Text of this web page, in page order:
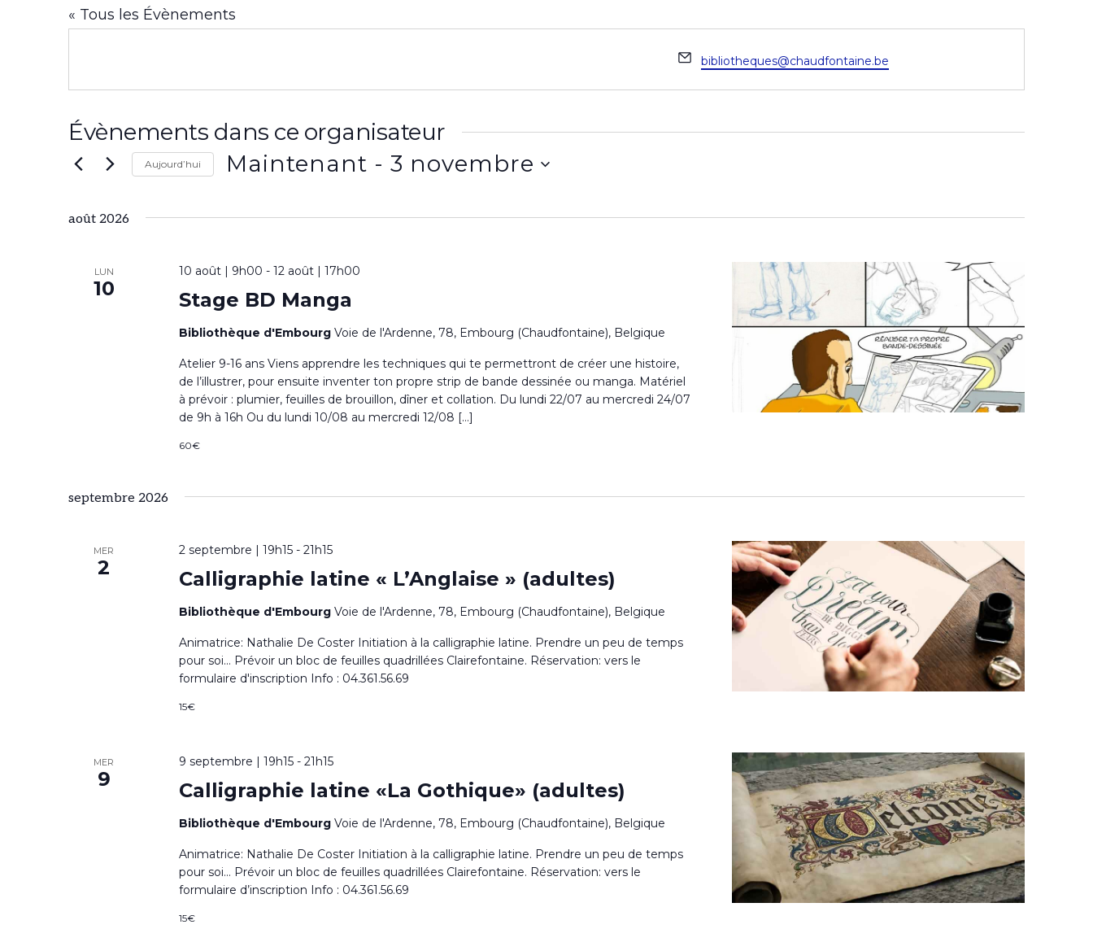
« Tous les Évènements
E
m
a
l
bibliotheques@chaudfontaine.be
Évènements dans ce organisateur
Aujourd’hui Maintenant - 3 novembre
é
e
c
t
o
n
n
d
a
t
e
août 2026
LUN
10 Stage BD Manga
10 août | 9h00 - 12 août | 17h00
Bibliothèque d'Embourg Voie de l'Ardenne, 78, Embourg (Chaudfontaine), Belgique
Atelier 9-16 ans Viens apprendre les techniques qui te permettront de créer une histoire,
de l’illustrer, pour ensuite inventer ton propre strip de bande dessinée ou manga. Matériel
à prévoir : plumier, feuilles de brouillon, dîner et collation. Du lundi 22/07 au mercredi 24/07
de 9h à 16h Ou du lundi 10/08 au mercredi 12/08 […]
60€
septembre 2026
MER
2 Calligraphie latine « L’Anglaise » (adultes)
2 septembre | 19h15- 21h15
Bibliothèque d'Embourg Voie de l'Ardenne, 78, Embourg (Chaudfontaine), Belgique
Animatrice: Nathalie De Coster Initiation à la calligraphie latine. Prendre un peu de temps
pour soi… Prévoir un bloc de feuilles quadrillées Clairefontaine. Réservation: vers le
formulaire d'inscription Info : 04.361.56.69
15€
MER
9 Calligraphie latine «La Gothique» (adultes)
9 septembre | 19h15- 21h15
Bibliothèque d'Embourg Voie de l'Ardenne, 78, Embourg (Chaudfontaine), Belgique
Animatrice: Nathalie De Coster Initiation à la calligraphie latine. Prendre un peu de temps
pour soi… Prévoir un bloc de feuilles quadrillées Clairefontaine. Réservation: vers le
formulaire d’inscription Info : 04.361.56.69
15€